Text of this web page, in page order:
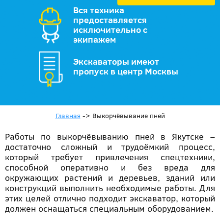
Вся техника
предоставляется
исключительно с
экипажем
Экскаваторы имеют
пропуск в центр Москвы
Главная -> Выкорчёвывание пней
Работы по выкорчёвыванию пней в Якутске –
достаточно сложный и трудоёмкий процесс,
который требует привлечения спецтехники,
способной оперативно и без вреда для
окружающих растений и деревьев, зданий или
конструкций выполнить необходимые работы. Для
этих целей отлично подходит экскаватор, который
должен оснащаться специальным оборудованием.